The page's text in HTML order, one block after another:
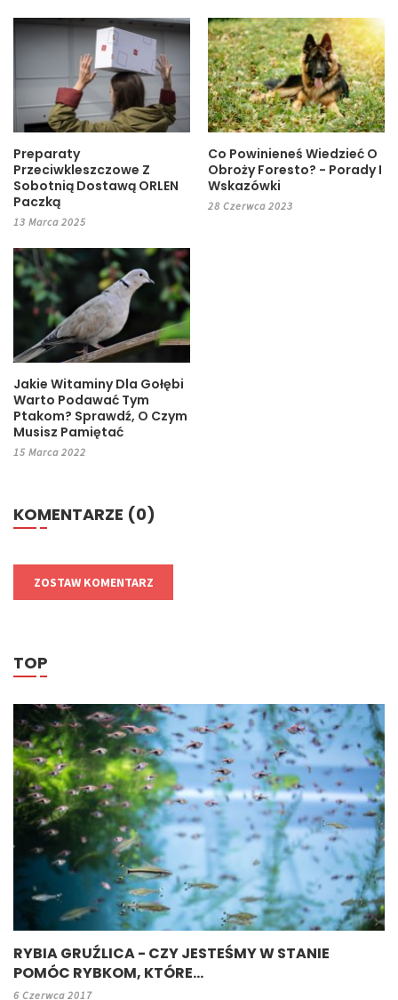
Preparaty
Przeciwkleszczowe Z
Sobotnią Dostawą ORLEN
Paczką
13 Marca 2025
Co Powinieneś Wiedzieć O
Obroży Foresto? - Porady I
Wskazówki
28 Czerwca 2023
Jakie Witaminy Dla Gołębi
Warto Podawać Tym
Ptakom? Sprawdź, O Czym
Musisz Pamiętać
15 Marca 2022
KOMENTARZE (0)
ZOSTAW KOMENTARZ
TOP
RYBIA GRUŹLICA - CZY JESTEŚMY W STANIE
POMÓC RYBKOM, KTÓRE...
6 Czerwca 2017